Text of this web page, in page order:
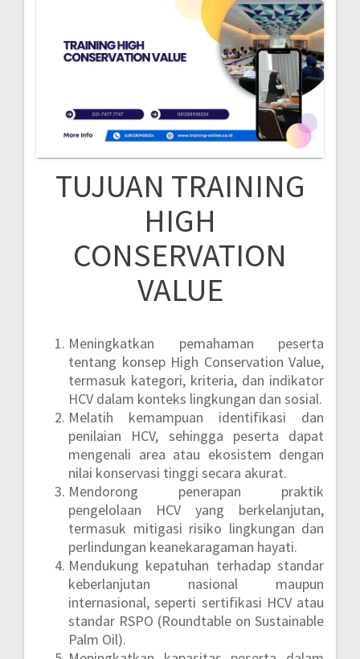
TUJUAN TRAINING
HIGH
CONSERVATION
VALUE
Meningkatkan pemahaman peserta
tentang konsep High Conservation Value,
termasuk kategori, kriteria, dan indikator
HCV dalam konteks lingkungan dan sosial.
Melatih kemampuan identifikasi dan
penilaian HCV, sehingga peserta dapat
mengenali area atau ekosistem dengan
nilai konservasi tinggi secara akurat.
Mendorong penerapan praktik
pengelolaan HCV yang berkelanjutan,
termasuk mitigasi risiko lingkungan dan
perlindungan keanekaragaman hayati.
Mendukung kepatuhan terhadap standar
keberlanjutan nasional maupun
internasional, seperti sertifikasi HCV atau
standar RSPO (Roundtable on Sustainable
Palm Oil).